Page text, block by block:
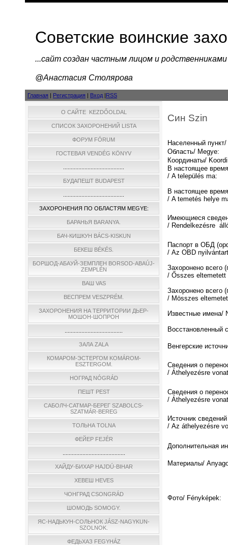
Советские воинские
...cайт создан частным лицом и
@Анастасия Столярова
Главная | Регистрация | Вход |RSS
О САЙТЕ KEZDŐOLDAL
СПИСОК ЗАХОРОНЕНИЙ LISTA
ФОРУМ FÓRUM
ГОСТЕВАЯ VENDÉG KÖNYV
БУДАПЕШТ BUDAPEST
ЗАХОРОНЕНИЯ ПО ОБЛАСТЯМ MEGYE:
БАРАНЬЯ BARANYA.
БАЧ-КИШКУН BÁCS-KISKUN
БЕКЕШ BÉKÉS.
БОРШОД-АБАУЙ-ЗЕМПЛЕН BORSOD-ABAÚJ-
ZEMPLÉN
ВАШ VAS
ВЕСПРЕМ VESZPRÉM.
ЗАХОРОНЕНИЯ НА ТЕРРИТОРИИ ДЬЕР-
МОШОН-ШОПРОН
ЗАЛА ZALA
КОМАРОМ-ЭСТЕРГОМ KOMÁROM-
ESZTERGOM.
НОГРАД NÓGRÁD
ПЕШТ PEST
САБОЛЧ-САТМАР-БЕРЕГ SZABOLCS-
SZATMÁR-BEREG
ТОЛЬНА TOLNA
ФЕЙЕР FEJÉR
ХАЙДУ-БИХАР HAJDÚ-BIHAR
ХЕВЕШ HEVES
ЧОНГРАД CSONGRÁD
ШОМОДЬ SOMOGY.
ЯС-НАДЬКУН-СОЛЬНОК JÁSZ-NAGYKUN-
SZOLNOK.
ФЕДЬХАЗ FEGYHÁZ
Син Szin
Населенный
Область/ Megye:
Координаты/
В настоящее
/ A település ma:
В настоящее
/ A temetés helye
Имеющиеся
/ Rendelkezésre
Паспорт в ОБД
/ Az OBD
Захоронено всего
/ Ősszes eltemetett
Захоронено всего
/ Мösszes
Известные имена/
Восстановленный
Венгерские
Сведения о
/ Áthelyezésre
Сведения о
/ Áthelyezésre
Источник
/ Az áthelyezésre
Дополнительная
Материалы/
Фото/ Fényképek: